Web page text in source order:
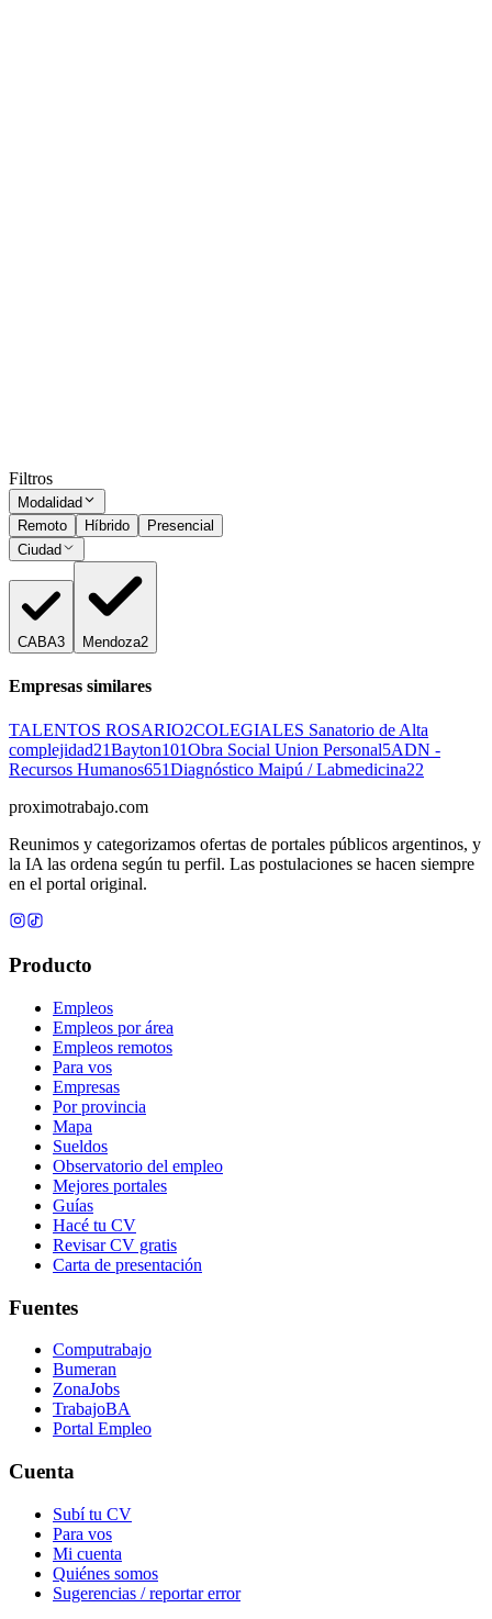
Filtros
Modalidad
Remoto
Híbrido
Presencial
Ciudad
CABA3 Mendoza2
Empresas similares
TALENTOS ROSARIO2COLEGIALES Sanatorio de Alta
complejidad21Bayton101Obra Social Union Personal5ADN -
Recursos Humanos651Diagnóstico Maipú / Labmedicina22
proximotrabajo.com
Reunimos y categorizamos ofertas de portales públicos argentinos, y
la IA las ordena según tu perfil. Las postulaciones se hacen siempre
en el portal original.
Producto
Empleos
Empleos por área
Empleos remotos
Para vos
Empresas
Por provincia
Mapa
Sueldos
Observatorio del empleo
Mejores portales
Guías
Hacé tu CV
Revisar CV gratis
Carta de presentación
Fuentes
Computrabajo
Bumeran
ZonaJobs
TrabajoBA
Portal Empleo
Cuenta
Subí tu CV
Para vos
Mi cuenta
Quiénes somos
Sugerencias / reportar error